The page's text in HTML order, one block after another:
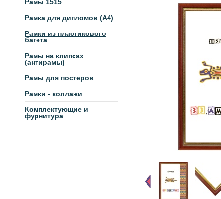
Рамы 1515
Рамка для дипломов (А4)
Рамки из пластикового
багета
Рамы на клипсах
(антирамы)
Рамы для постеров
Рамки - коллажи
Комплектующие и
фурнитура